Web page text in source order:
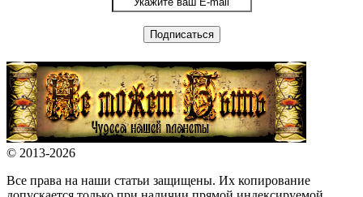
© 2013-2026
Все права на наши статьи защищены. Их копирование